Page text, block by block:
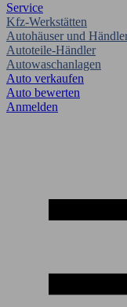
Service
Kfz-Werkstätten
Autohäuser und
Autoteile-Händler
Autowaschanlagen
Auto verkaufen
Auto bewerten
Anmelden